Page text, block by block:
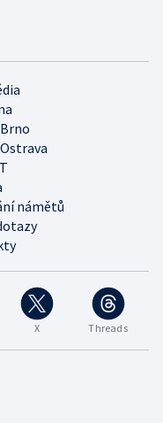
X Threads
námětů